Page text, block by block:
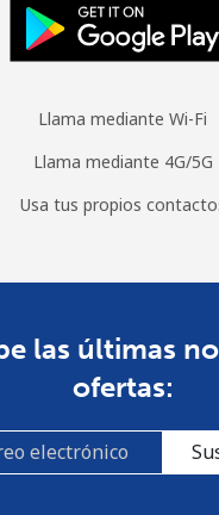
Llama mediante Wi-Fi
Llama mediante 4G/5G
Usa tus propios
las últimas
ofertas: